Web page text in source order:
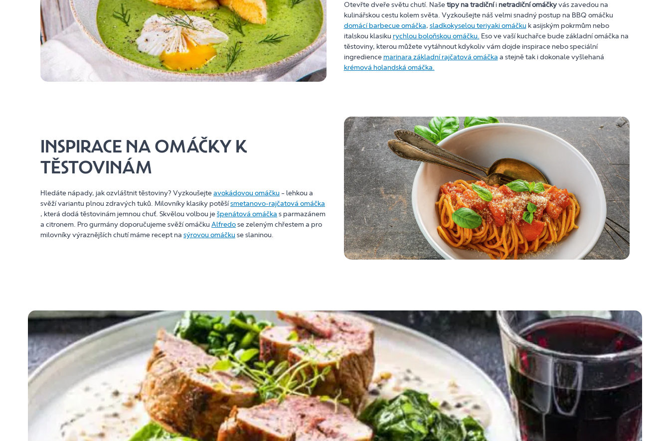
Otevřte dveře světu chutí. Našetipy na tradičníi netradiční omáčkyvás zavedou na
kulinářskou cestu kolem světa. Vyzkoušejte náš velmi snadný postup na BBQ omáčku
domácí barbecue omáčka, sladkokyselou teriyaki omáčku k asijským pokrmům nebo
italskou klasiku rychlou boloňskou omáčku. Eso ve vaší kuchařce bude základní omáčka na
těstoviny, kterou můžete vytáhnout kdykoliv vám dojde inspirace nebo speciální
ingrediencemarinara základní rajčatová omáčka a stejně tak i dokonale vyšlehaná
krémová holandská omáčka.
INSPIRACE NA OMÁČKY K
TĚSTOVINÁM
Hledáte nápady, jak ozvláštnit těstoviny? Vyzkoušejteavokádovou omáčku – lehkou a
svěží variantu plnou zdravých tuků. Milovníky klasiky potěšísmetanovo-rajčatová omáčka
, která dodá těstovinám jemnou chuť. Skvělou volbou ješpenátová omáčka s parmazánem
a citronem. Pro gurmány doporučujeme svěží omáčku Alfredose zeleným chřestem a pro
milovníky výraznějších chutí máme recept na sýrovou omáčku se slaninou.